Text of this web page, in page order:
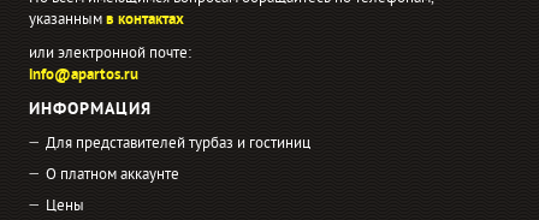
указаннымв контактах
или электронной почте:
info@apartos.ru
ИНФОРМАЦИЯ
Для представителей турбаз и гостиниц
О платном аккаунте
Цены